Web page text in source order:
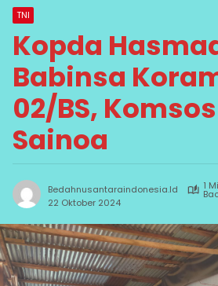
TNI
Kopda
Babinsa
02/BS,
Sainoa
Bedahnusantaraindonesia.id 1
22 Oktober 2024